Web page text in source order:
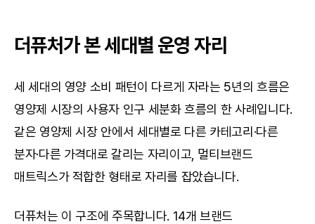
더퓨처가 본 세대별 운영 자리
세 세대의 영양 소비 패턴이 다르게 자라는 5년의 흐름은
영양제 시장의 사용자 인구 세분화 흐름의 한 사례입니다.
같은 영양제 시장 안에서 세대별로 다른 카테고리·다른
분자·다른 가격대로 갈리는 자리이고, 멀티브랜드
매트릭스가 적합한 형태로 자리를 잡았습니다.
더퓨처는 이 구조에 주목합니다. 14개 브랜드